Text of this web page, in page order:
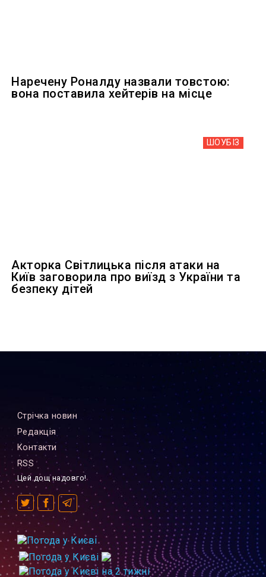
Наречену Роналду назвали товстою:
вона поставила хейтерів на місце
ШОУБIЗ
Акторка Світлицька після атаки на
Київ заговорила про виїзд з України та
безпеку дітей
Стрiчка новин
Редакцiя
Контакти
RSS
Цей дощ надовго!